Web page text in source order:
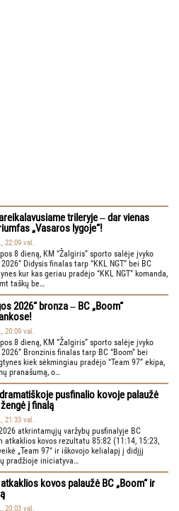
trileryje ‒ dar vienas
„Vasaros lygoje“!
22:09 val.
8 dieną, KM “Žalgiris” sporto salėje įvyko
Didysis finalas tarp “KKL NGT” bei BC
kur kas geriau pradėjo “KKL NGT” komanda,
taškų be…
2026“ bronza ‒ BC „Boom“
20:09 val.
8 dieną, KM “Žalgiris” sporto salėje įvyko
Bronzinis finalas tarp BC “Boom” bei
kiek sėkmingiau pradėjo “Team 97” ekipa,
pranašumą, o…
dramatiškoje pusfinalio kovoje palaužė
į finalą
21:33 val.
atkrintamųjų varžybų pusfinalyje BC
atkaklios kovos rezultatu 85:82 (11:14, 15:23,
„Team 97“ ir iškovojo kelialapį į didįjį
pradžioje iniciatyva…
kovos palaužė BC „Boom“ ir
20:03 val.